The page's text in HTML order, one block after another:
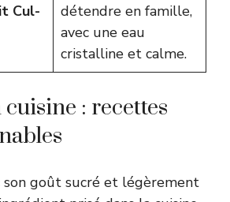
Cul-
détendre en famille,
avec une eau
cristalline et calme.
cuisine : recettes
son goût sucré et légèrement